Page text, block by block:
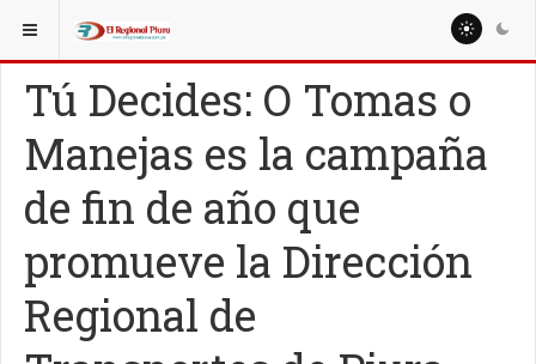
ESTÁ AQUÍ: REGIÓN PIURA
Tú Decides: O Tomas o
Manejas es la campaña
de fin de año que
promueve la Dirección
Regional de